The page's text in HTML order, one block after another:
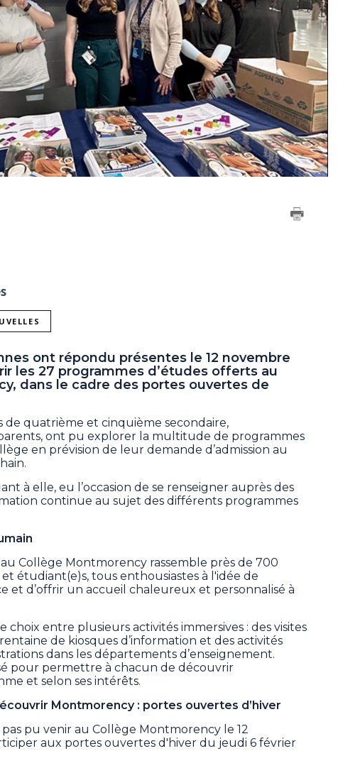
ont répondu présentes le 12 novembre
les 27 programmes d’études offerts au
dans le cadre des portes ouvertes de
de quatrième et cinquième secondaire,
ont pu explorer la multitude de programmes
en prévision de leur demande d’admission au
à elle, eu l’occasion de se renseigner auprès des
continue au sujet des différents programmes
Collège Montmorency rassemble près de 700
étudiant(e)s, tous enthousiastes à l'idée de
et d’offrir un accueil chaleureux et personnalisé à
choix entre plusieurs activités immersives : des visites
de kiosques d’information et des activités
dans les départements d’enseignement.
pour permettre à chacun de découvrir
et selon ses intérêts.
Montmorency : portes ouvertes d’hiver
pas pu venir au Collège Montmorency le 12
aux portes ouvertes d'hiver du jeudi 6 février